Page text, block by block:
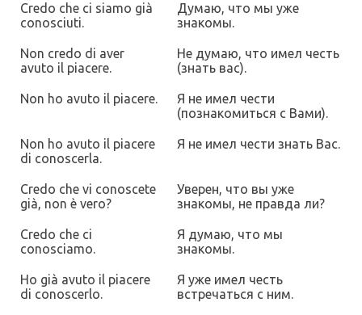
Credo che ci siamo già
conosciuti.
Думаю, что мы уже
знакомы.
Non credo di aver
avuto il piacere.
Не думаю, что имел честь
(знать вас).
Non ho avuto il piacere.
Я не имел чести
(познакомиться с Вами).
Non ho avuto il piacere
di conoscerla.
Я не имел чести знать Вас.
Credo che vi conoscete
già, non è vero?
Уверен, что вы уже
знакомы, не правда ли?
Credo che ci
conosciamo.
Я думаю, что мы
знакомы.
Ho già avuto il piacere
di conoscerlo.
Я уже имел честь
встречаться с ним.